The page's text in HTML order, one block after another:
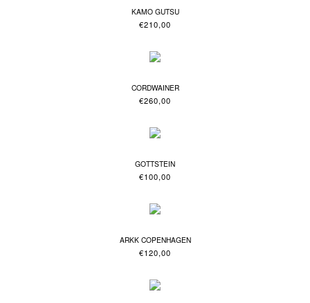
KAMO GUTSU
€210,00
CORDWAINER
€260,00
GOTTSTEIN
€100,00
ARKK COPENHAGEN
€120,00